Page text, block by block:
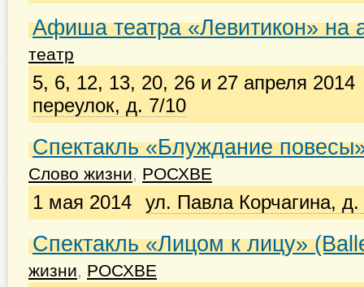
Афиша театра «Левитикон» на
театр
5, 6, 12, 13, 20, 26 и 27 апреля 2014
переулок, д. 7/10
Спектакль «Блуждание
Слово жизни, РОСХВЕ
1 мая 2014 ул. Павла Корчагина, д.
Спектакль «Лицом к лицу»
жизни, РОСХВЕ